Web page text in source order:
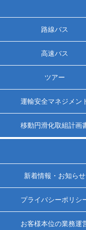
路線バス
高速バス
ツアー
運輸安全マネジメン
移動円滑化取組計画
新着情報・お知らせ
プライバシーポリシ
お客様本位の業務運